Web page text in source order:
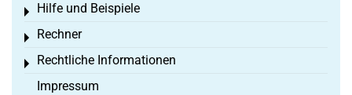
Hilfe und Beispiele
Toggle menu
Rechner
Toggle menu
Rechtliche Informationen
Toggle menu
Impressum